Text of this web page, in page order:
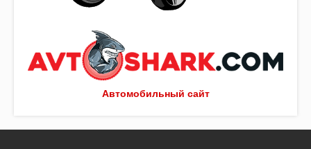
Автомобильный сайт